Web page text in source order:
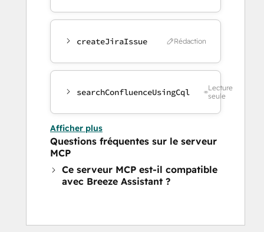
createJiraIssue Rédaction
searchConfluenceUsingCql
Lecture
seule
Afficher plus
Questions fréquentes sur le serveur
MCP
Ce serveur MCP est-il compatible
avec Breeze Assistant ?